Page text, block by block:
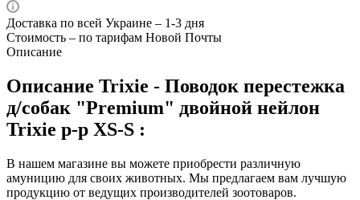
Доставка по всей Украине – 1-3 дня
Стоимость – по тарифам Новой Почты
Описание
Описание Trixie - Поводок перестежка
д/собак "Premium" двойной нейлон
Trixie р-р XS-S :
В нашем магазине вы можете приобрести различную
амуницию для своих животных. Мы предлагаем вам лучшую
продукцию от ведущих производителей зоотоваров.